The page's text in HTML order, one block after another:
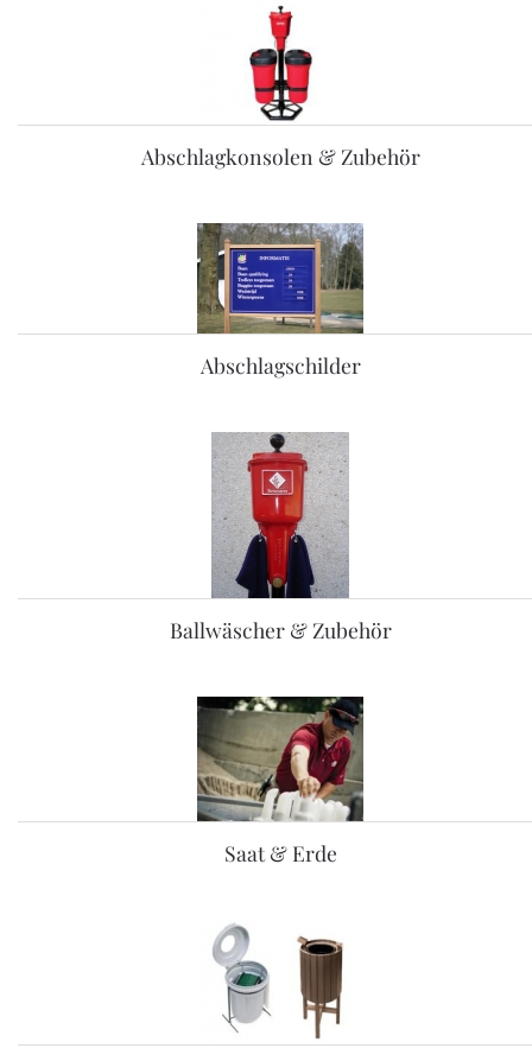
Abschlagkonsolen & Zubehör
Abschlagschilder
Ballwäscher & Zubehör
Saat & Erde